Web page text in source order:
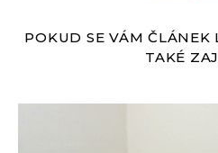
POKUD SE VÁM ČLÁNEK
TAKÉ